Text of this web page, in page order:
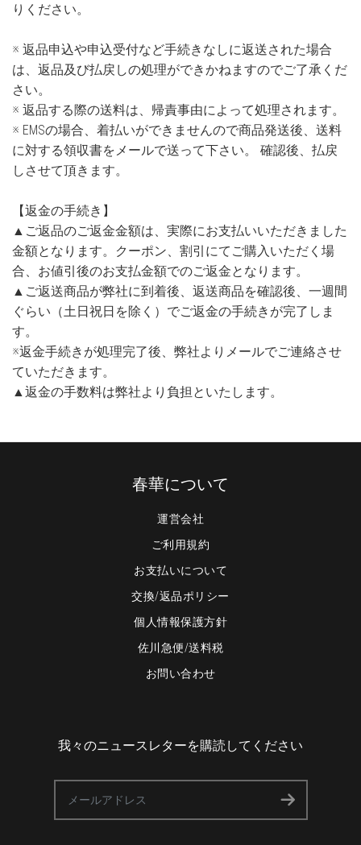
りください。
※ 返品申込や申込受付など手続きなしに返送された場合
は、返品及び払戻しの処理ができかねますのでご了承くだ
さい。
※ 返品する際の送料は、帰責事由によって処理されます。
※ EMSの場合、着払いができませんので商品発送後、送料
に対する領収書をメールで送って下さい。 確認後、払戻
しさせて頂きます。
【返金の手続き】
▲ご返品のご返金金額は、実際にお支払いいただきました
金額となります。クーポン、割引にてご購入いただく場
合、お値引後のお支払金額でのご返金となります。
▲ご返送商品が弊社に到着後、返送商品を確認後、一週間
ぐらい（土日祝日を除く）でご返金の手続きが完了しま
す。
※返金手続きが処理完了後、弊社よりメールでご連絡させ
ていただきます。
▲返金の手数料は弊社より負担といたします。
春華について
運営会社
ご利用規約
お支払いについて
交換/返品ポリシー
個人情報保護方針
佐川急便/送料税
お問い合わせ
我々のニュースレターを購読してください